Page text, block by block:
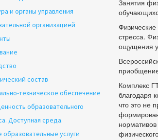
и органы управления
организацией
состав
техническое обеспечение
образовательного
Доступная среда.
образовательные услуги
Занятия
стресса.
ощущения
Комплекс
благодаря
что это не